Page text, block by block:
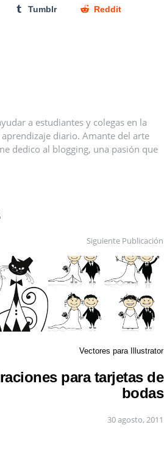
Tumblr Reddit
a estudiantes y colegas en la
diario. Amante del arte
dedico al blogging, una pasión que
Siguiente Publicación
Vectores para Illustrator
para tarjetas de
bodas
30 agosto, 2011